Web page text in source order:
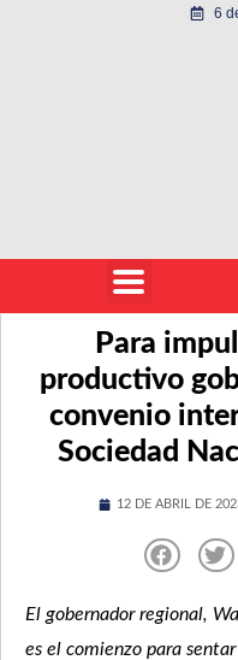
6
Para
productivo
convenio
Sociedad
12 DE ABRIL DE
El gobernador regional,
es el comienzo para